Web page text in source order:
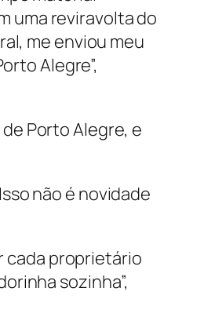
uma reviravolta do
me enviou meu
Alegre”,
Porto Alegre, e
não é novidade
cada proprietário
sozinha”,